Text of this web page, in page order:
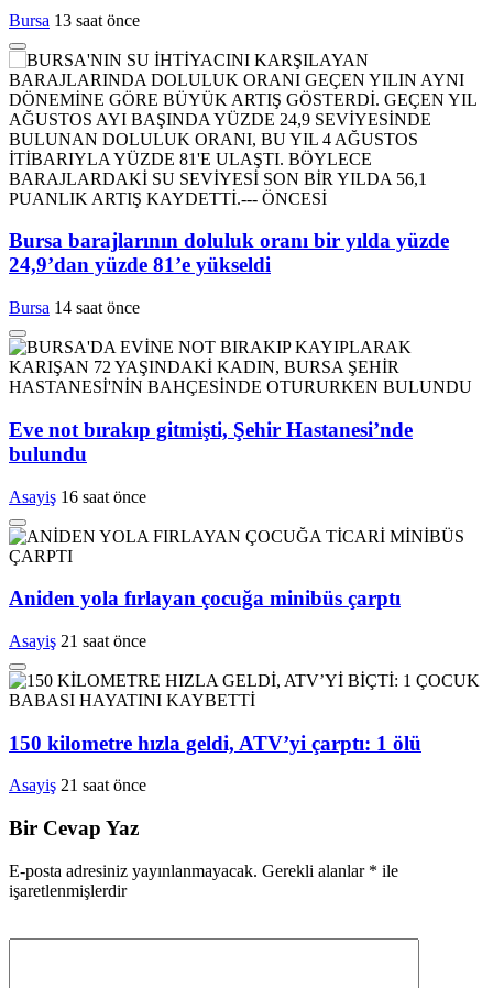
Bursa 13 saat önce
Bursa barajlarının doluluk oranı bir yılda yüzde
24,9’dan yüzde 81’e yükseldi
Bursa 14 saat önce
Eve not bırakıp gitmişti, Şehir Hastanesi’nde
bulundu
Asayiş 16 saat önce
Aniden yola fırlayan çocuğa minibüs çarptı
Asayiş 21 saat önce
150 kilometre hızla geldi, ATV’yi çarptı: 1 ölü
Asayiş 21 saat önce
Bir Cevap Yaz
E-posta adresiniz yayınlanmayacak. Gerekli alanlar * ile
işaretlenmişlerdir